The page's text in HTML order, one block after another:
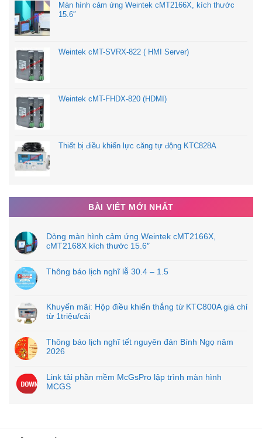
Màn hình cảm ứng Weintek cMT2166X, kích thước
15.6″
Weintek cMT-SVRX-822 ( HMI Server)
Weintek cMT-FHDX-820 (HDMI)
Thiết bị điều khiển lực căng tự động KTC828A
BÀI VIẾT MỚI NHẤT
Dòng màn hình cảm ứng Weintek cMT2166X,
cMT2168X kích thước 15.6″
Thông báo lịch nghĩ lễ 30.4 – 1.5
Khuyến mãi: Hộp điều khiển thắng từ KTC800A giá chỉ
từ 1triệu/cái
Thông báo lịch nghĩ tết nguyên đán Bính Ngọ năm
2026
Link tải phần mềm McGsPro lập trình màn hình
MCGS